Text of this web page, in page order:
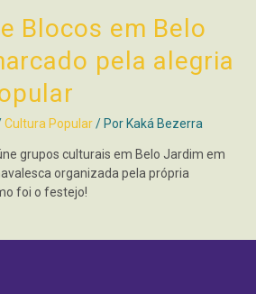
Blocos em Belo
pela alegria
Cultura Popular/ Por Kaká Bezerra
grupos culturais em Belo Jardim em
organizada pela própria
foi o festejo!